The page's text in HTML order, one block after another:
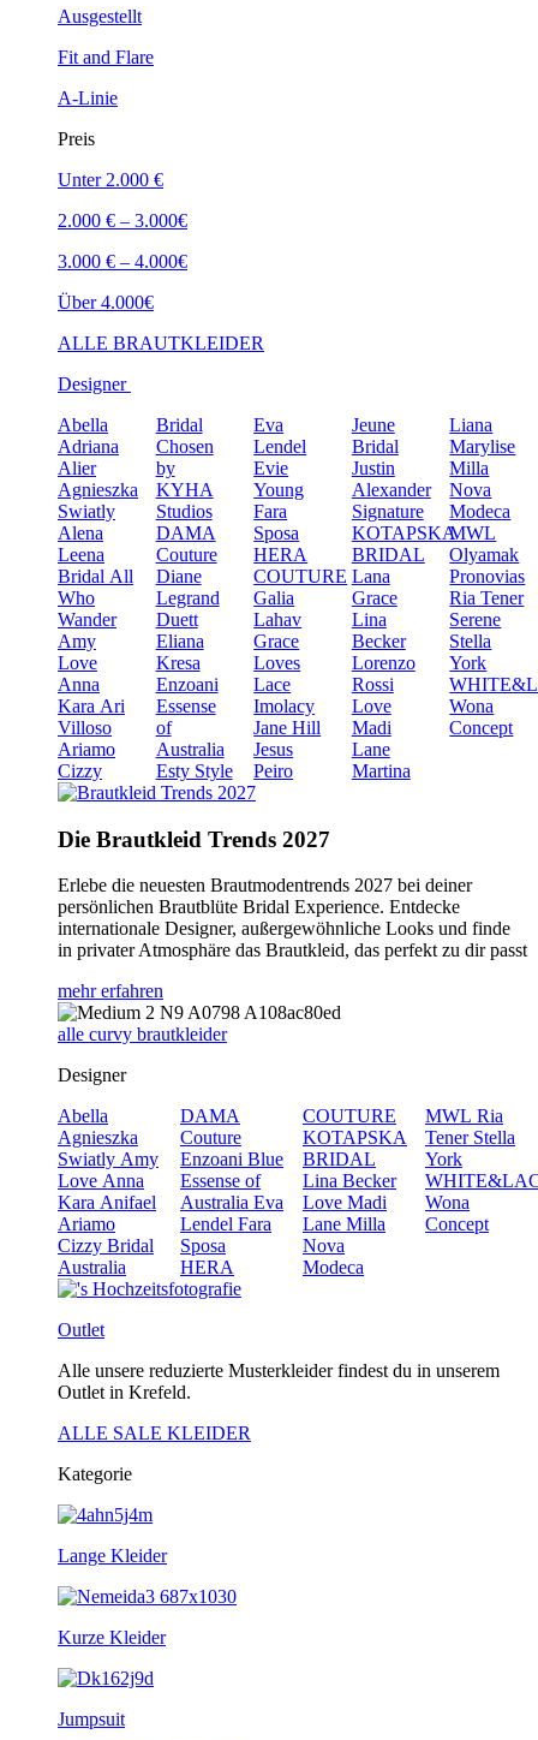
Ausgestellt
Fit and Flare
A-Linie
Preis
Unter 2.000 €
2.000 € – 3.000€
3.000 € – 4.000€
Über 4.000€
ALLE BRAUTKLEIDER
Designer
Abella
Adriana
Alier
Agnieszka
Swiatly
Alena
Leena
Bridal All
Who
Wander
Amy
Love
Anna
Kara Ari
Villoso
Ariamo
Cizzy
Bridal
Chosen
by
KYHA
Studios
DAMA
Couture
Diane
Legrand
Duett
Eliana
Kresa
Enzoani
Essense
of
Australia
Esty Style
Eva
Lendel
Evie
Young
Fara
Sposa
HERA
COUTURE
Galia
Lahav
Grace
Loves
Lace
Imolacy
Jane Hill
Jesus
Peiro
Jeune
Bridal
Justin
Alexander
Signature
KOTAPSKA
BRIDAL
Lana
Grace
Lina
Becker
Lorenzo
Rossi
Love
Madi
Lane
Martina
Liana
Marylise
Milla
Nova
Modeca
MWL
Olyamak
Pronovias
Ria Tener
Serene
Stella
York
Wona
Concept
Die Brautkleid Trends 2027
Erlebe die neuesten Brautmodentrends 2027 bei deiner
persönlichen Brautblüte Bridal Experience. Entdecke
internationale Designer, außergewöhnliche Looks und finde
in privater Atmosphäre das Brautkleid, das perfekt zu dir passt
mehr erfahren
alle curvy brautkleider
Designer
Abella
Agnieszka
Swiatly Amy
Love Anna
Kara Anifael
Ariamo
Cizzy Bridal
Australia
DAMA
Couture
Enzoani Blue
Essense of
Australia Eva
Lendel Fara
Sposa
HERA
COUTURE
KOTAPSKA
BRIDAL
Lina Becker
Love Madi
Lane Milla
Nova
Modeca
MWL Ria
Tener Stella
York
Wona
Concept
Outlet
Alle unsere reduzierte Musterkleider findest du in unserem
Outlet in Krefeld.
ALLE SALE KLEIDER
Kategorie
Lange Kleider
Kurze Kleider
Jumpsuit